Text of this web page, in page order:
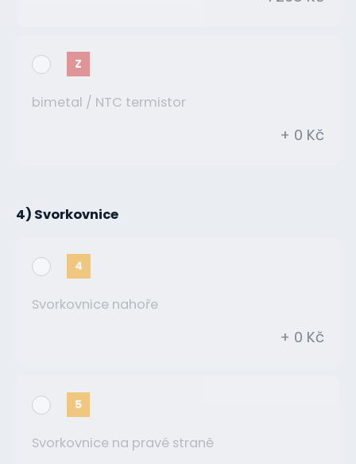
Z
bimetal / NTC termistor
+ 0 Kč
4) Svorkovnice
4
Svorkovnice nahoře
+ 0 Kč
5
Svorkovnice na pravé straně